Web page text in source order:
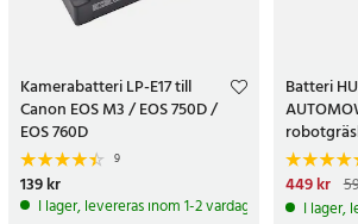
Kamerabatteri LP-E17 till
Canon EOS M3 / EOS 750D /
EOS 760D
9
Pris:139 kr
139 kr
I lager, levereras inom 1-2 vardagar
Batteri
5200
pris:599
449 kr
I lager,